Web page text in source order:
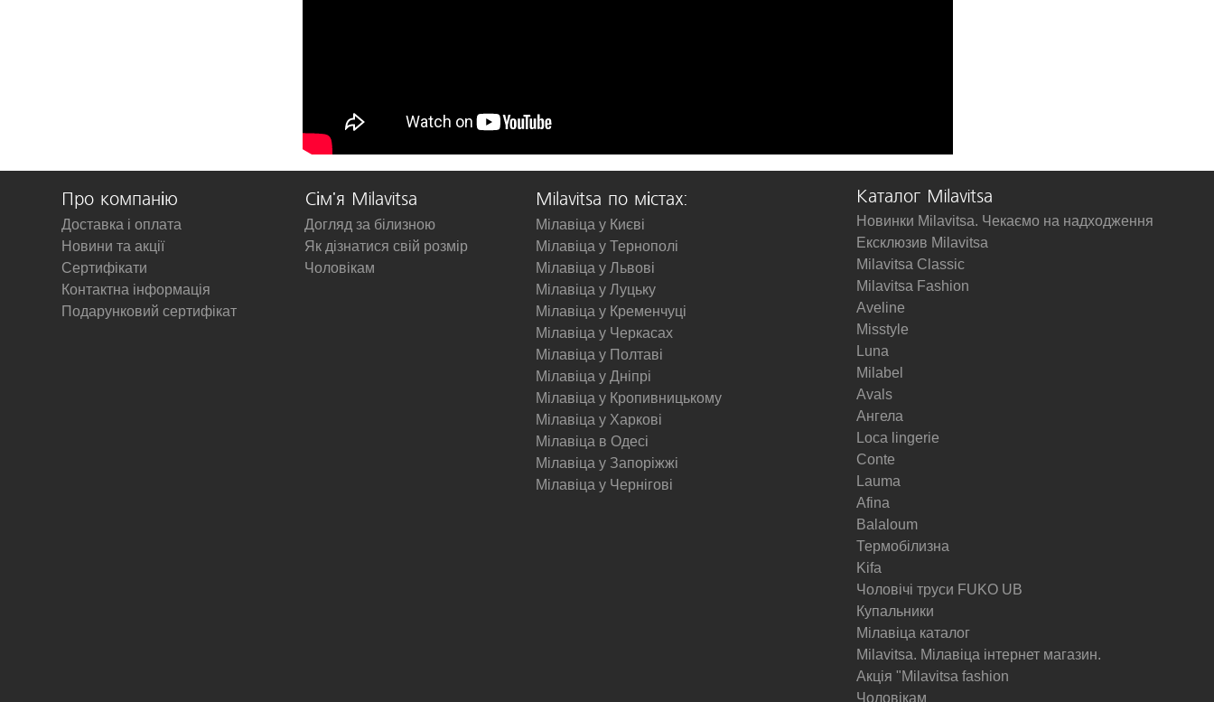
Про компанію
Доставка і оплата
Новини та акції
Сертифікати
Контактна інформація
Подарунковий сертифікат
Сім'я Milavitsa
Догляд за білизною
Як дізнатися свій розмір
Чоловікам
Milavitsa по містах:
Мілавіца у Києві
Мілавіца у Тернополі
Мілавіца у Львові
Мілавіца у Луцьку
Мілавіца у Кременчуці
Мілавіца у Черкасах
Мілавіца у Полтаві
Мілавіца у Дніпрі
Мілавіца у Кропивницькому
Мілавіца у Харкові
Мілавіца в Одесі
Мілавіца у Запоріжжі
Мілавіца у Чернігові
Каталог Milavitsa
Новинки Milavitsa. Чекаємо на надходження
Ексклюзив Milavitsa
Milavitsa Classic
Milavitsa Fashion
Aveline
Misstyle
Luna
Milabel
Avals
Ангела
Loca lingerie
Conte
Lauma
Afina
Balaloum
Термобілизна
Kifa
Чоловічі труси FUKO UB
Купальники
Мілавіца каталог
Milavitsa. Мілавіца інтернет магазин.
Акція "Milavitsa fashion
Чоловікам